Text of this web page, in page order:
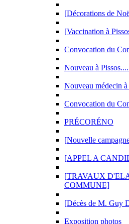
[Décorations de
[Vaccination à
Convocation du
Nouveau à
Nouveau médecin à
Convocation du
PRÉCORÉNO
[Nouvelle
[APPEL A
[TRAVAUX
COMMUNE]
[Décès de M. Guy
Exposition photos